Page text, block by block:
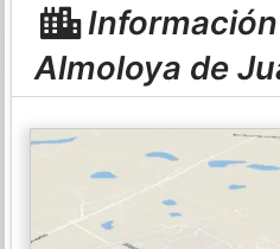
Almoloya de